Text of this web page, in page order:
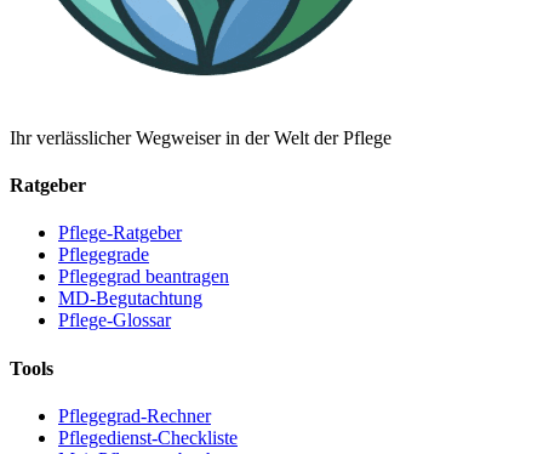
Ihr verlässlicher Wegweiser in der Welt der Pflege
Ratgeber
Pflege-Ratgeber
Pflegegrade
Pflegegrad beantragen
MD-Begutachtung
Pflege-Glossar
Tools
Pflegegrad-Rechner
Pflegedienst-Checkliste